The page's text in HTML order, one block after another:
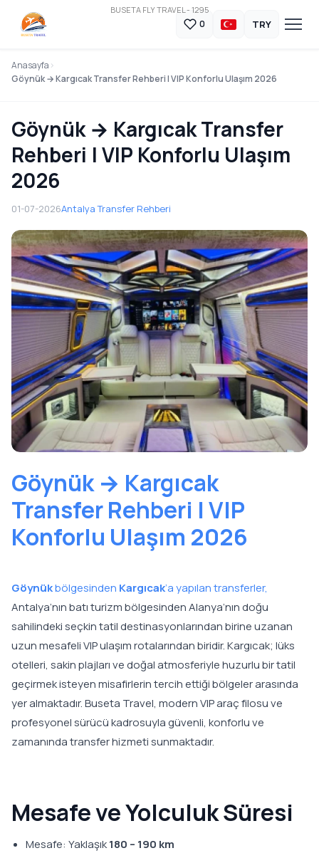
BUSETA FLY TRAVEL - 1295
0 TRY
Anasayfa
Göynük → Kargıcak Transfer Rehberi | VIP Konforlu Ulaşım 2026
Göynük → Kargıcak Transfer
Rehberi | VIP Konforlu Ulaşım
2026
01-07-2026Antalya Transfer Rehberi
Göynük → Kargıcak
Transfer Rehberi | VIP
Konforlu Ulaşım 2026
Göynükbölgesinden Kargıcak’a yapılan transferler,
Antalya’nın batı turizm bölgesinden Alanya’nın doğu
sahilindeki seçkin tatil destinasyonlarından birine uzanan
uzun mesafeli VIP ulaşım rotalarından biridir. Kargıcak; lüks
otelleri, sakin plajları ve doğal atmosferiyle huzurlu bir tatil
geçirmek isteyen misafirlerin tercih ettiği bölgeler arasında
yer almaktadır. Buseta Travel, modern VIP araç filosu ve
profesyonel sürücü kadrosuyla güvenli, konforlu ve
zamanında transfer hizmeti sunmaktadır.
Mesafe ve Yolculuk Süresi
Mesafe: Yaklaşık180 – 190 km